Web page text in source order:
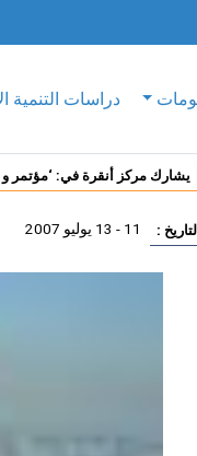
دراسات التنمية
يشارك مركز أنقرة في: ‘مؤتمر و
: 11 - 13 يوليو 2007